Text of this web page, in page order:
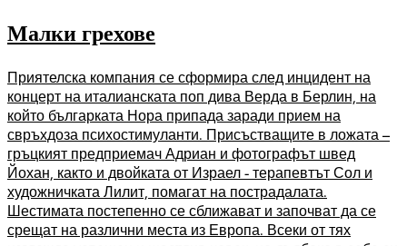
Малки грехове
Приятелска компания се сформира след инцидент на
концерт на италианската поп дива Верда в Берлин, на
който българката Нора припада заради прием на
свръхдоза психостимуланти. Присъстващите в ложата –
гръцкият предприемач Адриан и фотографът швед
Йохан, както и двойката от Израел - терапевтът Сол и
художничката Лилит, помагат на пострадалата.
Шестимата постепенно се сближават и започват да се
срещат на различни места из Европа. Всеки от тях